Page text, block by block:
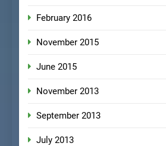
February 2016
November 2015
June 2015
November 2013
September 2013
July 2013